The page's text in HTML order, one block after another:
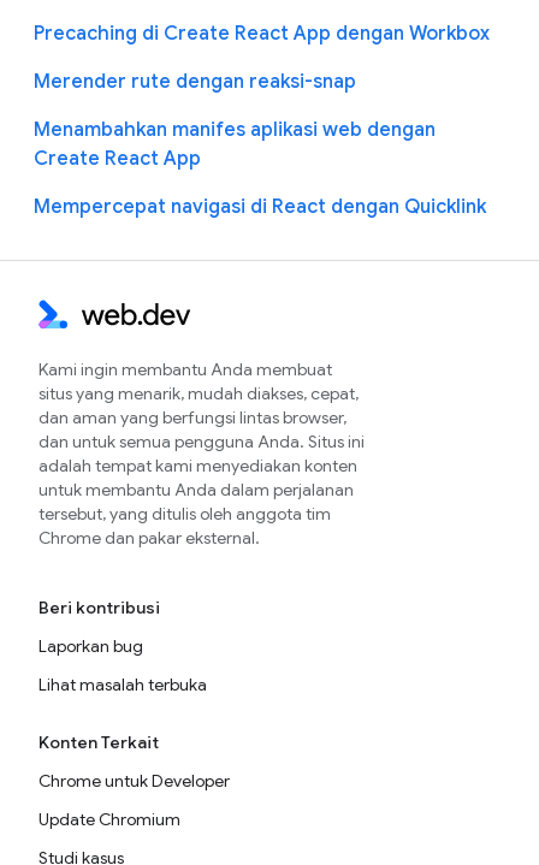
Precaching di Create React App dengan Workbox
Merender rute dengan reaksi-snap
Menambahkan manifes aplikasi web dengan
Create React App
Mempercepat navigasi di React dengan Quicklink
Kami ingin membantu Anda membuat
situs yang menarik, mudah diakses, cepat,
dan aman yang berfungsi lintas browser,
dan untuk semua pengguna Anda. Situs ini
adalah tempat kami menyediakan konten
untuk membantu Anda dalam perjalanan
tersebut, yang ditulis oleh anggota tim
Chrome dan pakar eksternal.
Beri kontribusi
Laporkan bug
Lihat masalah terbuka
Konten Terkait
Chrome untuk Developer
Update Chromium
Studi kasus